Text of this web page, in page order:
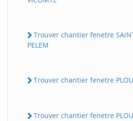
Trouver chantier fenetre
PELEM
Trouver chantier fenetre
Trouver chantier fenetre